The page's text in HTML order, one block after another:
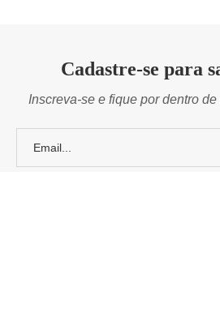
Cadastre-se para
Inscreva-se e fique por dentro